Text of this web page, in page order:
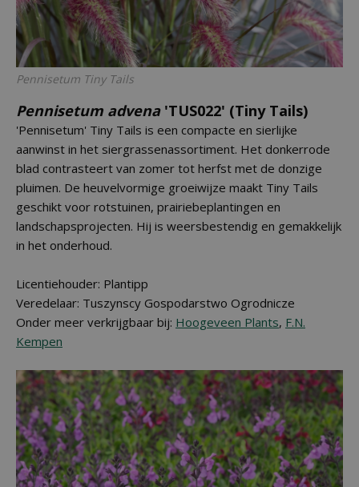
Pennisetum Tiny Tails
Pennisetum advena'TUS022' (Tiny Tails)
'Pennisetum' Tiny Tails is een compacte en sierlijke
aanwinst in het siergrassenassortiment. Het donkerrode
blad contrasteert van zomer tot herfst met de donzige
pluimen. De heuvelvormige groeiwijze maakt Tiny Tails
geschikt voor rotstuinen, prairiebeplantingen en
landschapsprojecten. Hij is weersbestendig en gemakkelijk
in het onderhoud.
Licentiehouder: Plantipp
Veredelaar: Tuszynscy Gospodarstwo Ogrodnicze
Onder meer verkrijgbaar bij: Hoogeveen Plants, F.N.
Kempen